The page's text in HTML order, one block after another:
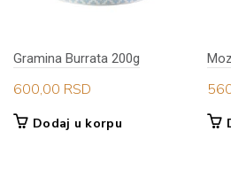
Gramina Burrata 200g
600,00 RSD
Dodaj u korpu